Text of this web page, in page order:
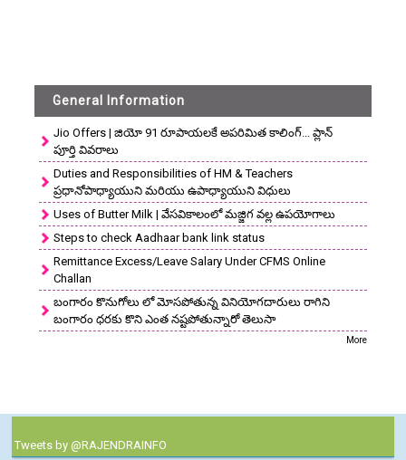
General Information
Jio Offers | జియో 91 రూపాయలకే అపరిమిత కాలింగ్... ప్లాన్
పూర్తి వివరాలు
Duties and Responsibilities of HM & Teachers
ప్రధానోపాధ్యాయుని మరియు ఉపాధ్యాయుని విధులు
Uses of Butter Milk | వేసవికాలంలో మజ్జిగ వల్ల ఉపయోగాలు
Steps to check Aadhaar bank link status
Remittance Excess/Leave Salary Under CFMS Online
Challan
బంగారం కొనుగోలు లో మోసపోతున్న వినియోగదారులు రాగిని
బంగారం ధరకు కొని ఎంత నష్టపోతున్నారో తెలుసా
More
Tweets by @RAJENDRAINFO